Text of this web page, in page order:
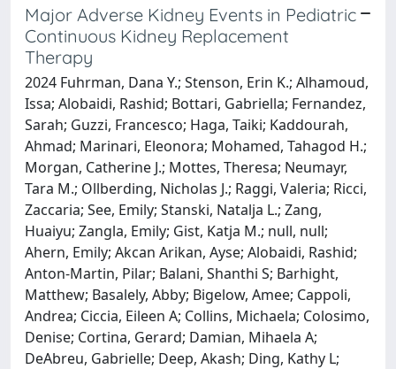
Major Adverse Kidney Events in Pediatric
Continuous Kidney Replacement
Therapy
2024 Fuhrman, Dana Y.; Stenson, Erin K.; Alhamoud,
Issa; Alobaidi, Rashid; Bottari, Gabriella; Fernandez,
Sarah; Guzzi, Francesco; Haga, Taiki; Kaddourah,
Ahmad; Marinari, Eleonora; Mohamed, Tahagod H.;
Morgan, Catherine J.; Mottes, Theresa; Neumayr,
Tara M.; Ollberding, Nicholas J.; Raggi, Valeria; Ricci,
Zaccaria; See, Emily; Stanski, Natalja L.; Zang,
Huaiyu; Zangla, Emily; Gist, Katja M.; null, null;
Ahern, Emily; Akcan Arikan, Ayse; Alobaidi, Rashid;
Anton-Martin, Pilar; Balani, Shanthi S; Barhight,
Matthew; Basalely, Abby; Bigelow, Amee; Cappoli,
Andrea; Ciccia, Eileen A; Collins, Michaela; Colosimo,
Denise; Cortina, Gerard; Damian, Mihaela A;
DeAbreu, Gabrielle; Deep, Akash; Ding, Kathy L;